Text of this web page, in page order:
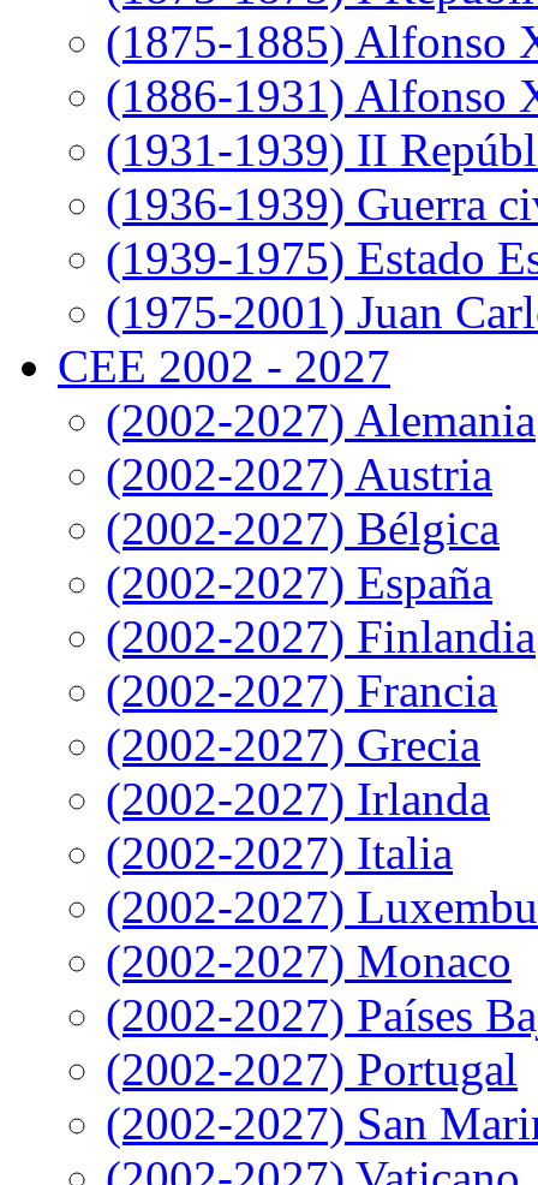
(1875-1885) Alfonso
(1886-1931) Alfonso
(1931-1939) II
(1936-1939) Guerra
(1939-1975) Estado
(1975-2001) Juan
CEE 2002 - 2027
(2002-2027) Alemania
(2002-2027) Austria
(2002-2027) Bélgica
(2002-2027) España
(2002-2027) Finlandia
(2002-2027) Francia
(2002-2027) Grecia
(2002-2027) Irlanda
(2002-2027) Italia
(2002-2027)
(2002-2027) Monaco
(2002-2027) Países
(2002-2027) Portugal
(2002-2027) San